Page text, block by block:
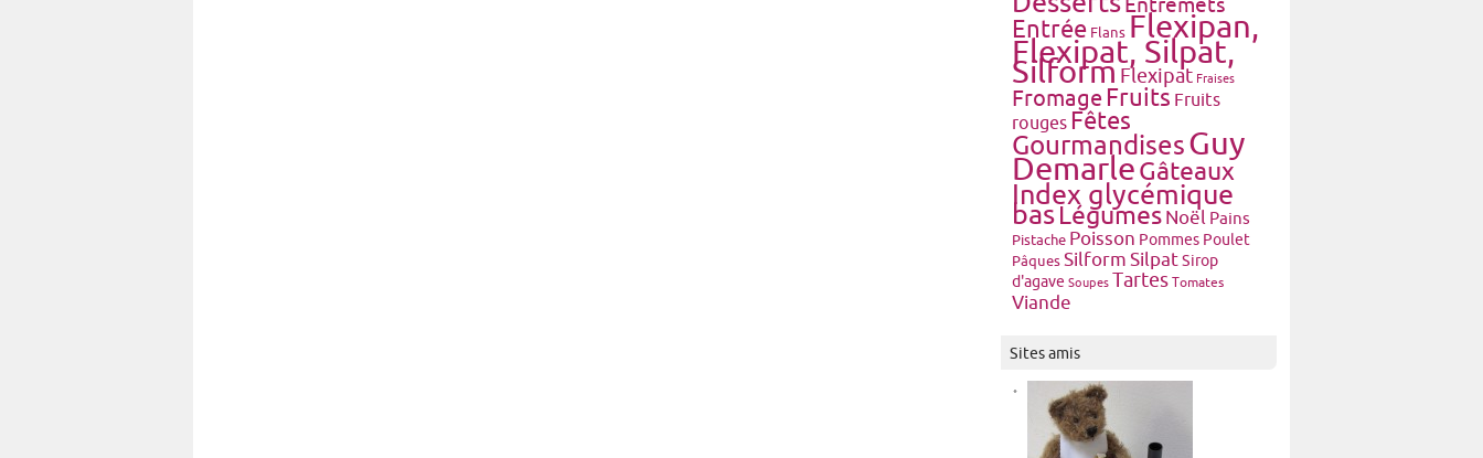
Entremets
Entrée Flans Flexipan,
Flexipat, Silpat,
Silform Flexipat Fraises
Fromage Fruits Fruits
rouges Fêtes
Gourmandises Guy
Demarle Gâteaux
Index glycémique
bas Légumes Noël Pains
Pistache Poisson Pommes Poulet
Pâques Silform Silpat Sirop
d'agave Soupes Tartes Tomates
Viande
Sites amis